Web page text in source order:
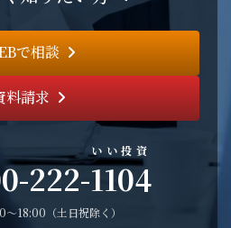
で相談
料請求
222-1104
いい投資
18:00（土日祝除く）